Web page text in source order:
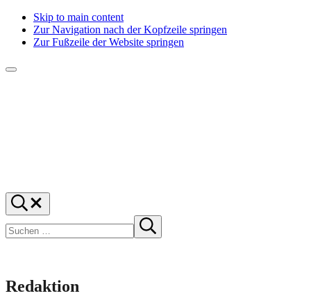
Skip to main content
Zur Navigation nach der Kopfzeile springen
Zur Fußzeile der Website springen
Menü
f1rstlife
Und
was
denkst
du?
Suchen
…
Suche
starten
Redaktion